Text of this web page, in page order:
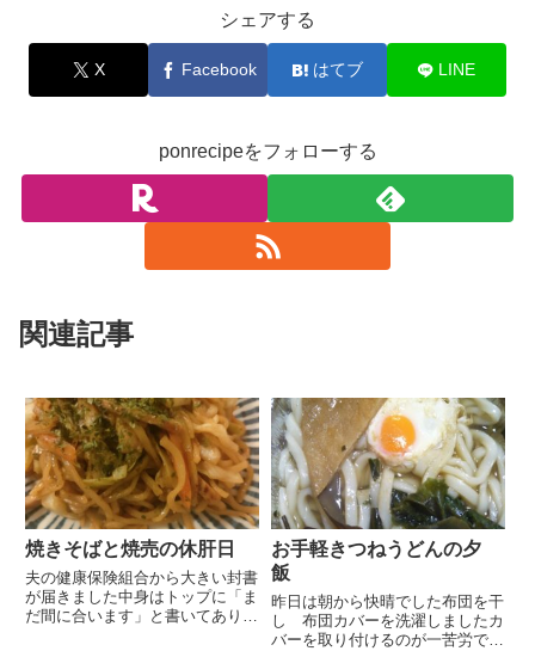
シェアする
X Facebook はてブ LINE
ponrecipeをフォローする
関連記事
焼きそばと焼売の休肝日
夫の健康保険組合から大きい封書
が届きました中身はトップに「ま
だ間に合います」と書いてあり健
お手軽きつねうどんの夕
飯
昨日は朝から快晴でした布団を干
し 布団カバーを洗濯しましたカ
バーを取り付けるのが一苦労です